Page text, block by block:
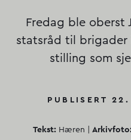
Fredag ble oberst
statsråd til
stilling som
PUBLISERT
Tekst: Hæren |